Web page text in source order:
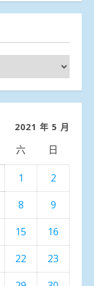
2021 年 5 月
六 日
1
2
8
9
15
16
22
23